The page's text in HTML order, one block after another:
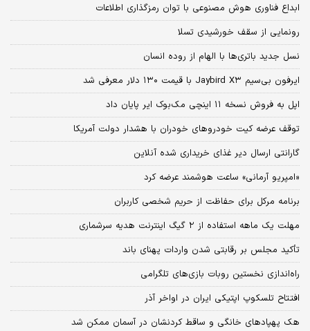
ابداع فناوری هوش مصنوعی با توان رمزگذاری اطلاعات
رونمایی از سقف خورشیدی تسلا
نسل جدید باتری‌ها با الهام از روده انسان
ایرفون بی‌سیم Jaybird X۳ با قیمت ۱۳۰ دلار معرفی شد
اپل به فروش نسخه ۱۱ اینچی مک‌بوک ایر پایان داد
توقف عرضه کیت خودروهای خودران با هشدار دولت آمریکا
گارانتی ارسال دیر غذای خریداری شده آنلاین
«امپریو آرمانی» ساعت هوشمند عرضه کرد
برنامه مرکل برای حفاظت از حریم شخصی کاربران
مهلت یک ماهه استفاده از ۲ گیگ اینترنت هدیه سرشماری
تأکید مجلس بر رقابتی شدن واردات پهنای باند
راه‌اندازی نخستین روبات بازی‌های تلگرامی
افتتاح تلسکوپ اپتیکی ایران در اواخر آذر
هک پهپادهای خانگی و ساقط کردنشان در آسمان ممکن شد